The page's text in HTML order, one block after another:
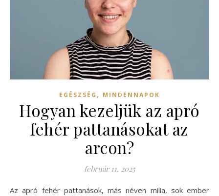
EGÉSZSÉG , MINDENNAPOK
Hogyan kezeljük az apró
fehér pattanásokat az
arcon?
február 11, 2025
Az apró fehér pattanások, más néven milia, sok ember